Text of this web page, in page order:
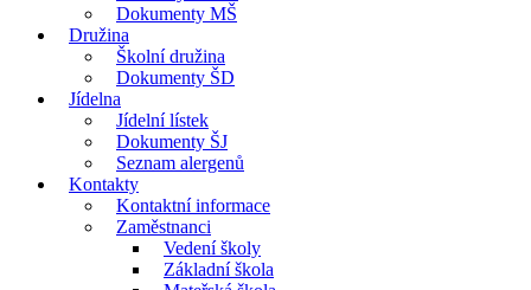
Dokumenty MŠ
Družina
Školní družina
Dokumenty ŠD
Jídelna
Jídelní lístek
Dokumenty ŠJ
Seznam alergenů
Kontakty
Kontaktní informace
Zaměstnanci
Vedení školy
Základní škola